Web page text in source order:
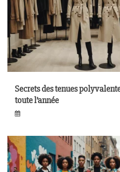
Secrets des tenues
toute l’année